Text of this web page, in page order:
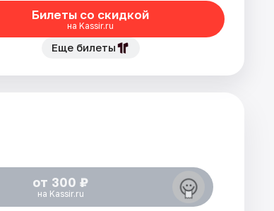
Билеты со скидкой
на Kassir.ru
Еще билеты
от 300 ₽
на Kassir.ru